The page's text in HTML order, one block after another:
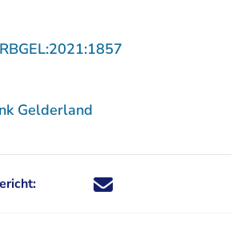
Gelderland
Deel dit nieuwsbericht via X -
Deel dit nieuwsbericht via
Deel dit nieuwsbericht
Deel dit